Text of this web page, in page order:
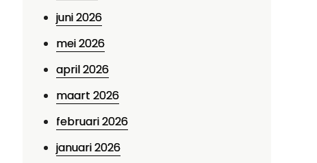
juni 2026
mei 2026
april 2026
maart 2026
februari 2026
januari 2026